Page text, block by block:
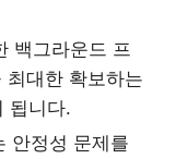
백그라운드 프
최대한 확보하는
됩니다.
안정성 문제를